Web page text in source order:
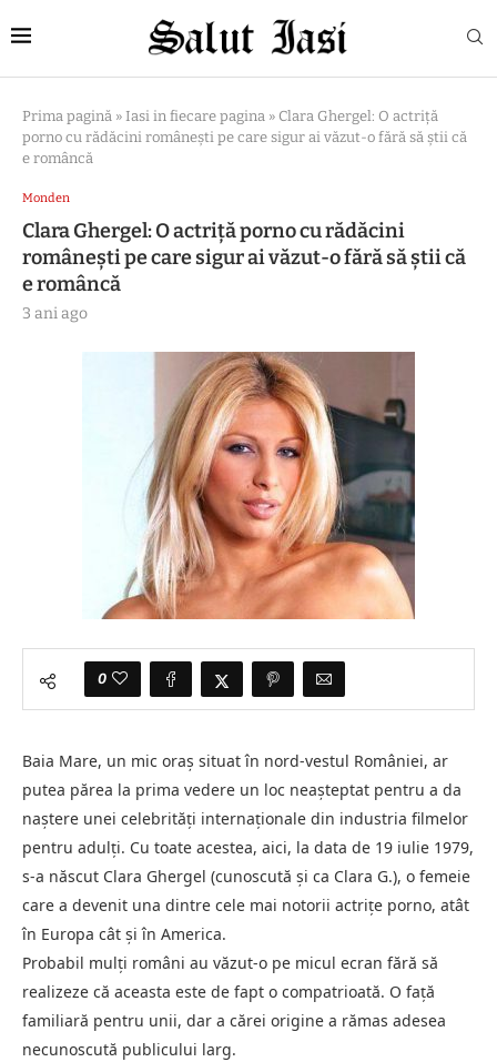
Prima pagină » Iasi in fiecare pagina » Clara Ghergel: O actriță
porno cu rădăcini românești pe care sigur ai văzut-o fără să știi că
e româncă
Monden
Clara Ghergel: O actriță porno cu rădăcini
românești pe care sigur ai văzut-o fără să știi că
e româncă
3 ani ago
0
Baia Mare, un mic oraș situat în nord-vestul României, ar
putea părea la prima vedere un loc neașteptat pentru a da
naștere unei celebrități internaționale din industria filmelor
pentru adulți. Cu toate acestea, aici, la data de 19 iulie 1979,
s-a născut Clara Ghergel (cunoscută și ca Clara G.), o femeie
care a devenit una dintre cele mai notorii actrițe porno, atât
în Europa cât și în America.
Probabil mulți români au văzut-o pe micul ecran fără să
realizeze că aceasta este de fapt o compatrioată. O față
familiară pentru unii, dar a cărei origine a rămas adesea
necunoscută publicului larg.